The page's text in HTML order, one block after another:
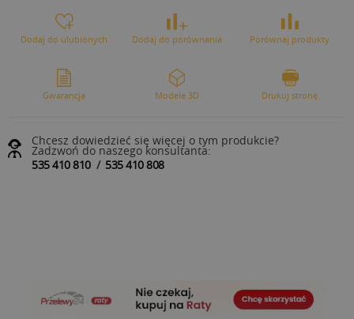
Dodaj do ulubionych Dodaj do porównania Porównaj produkty
Gwarancja Modele 3D Drukuj stronę
Chcesz dowiedzieć się więcej o tym produkcie?
Zadzwoń do naszego konsultanta:
535 410 810/ 535 410 808